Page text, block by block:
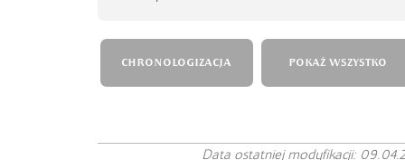
CHRONOLOGIZACJA POKAŻ WSZYSTKO
Data ostatniej modyfikacji: